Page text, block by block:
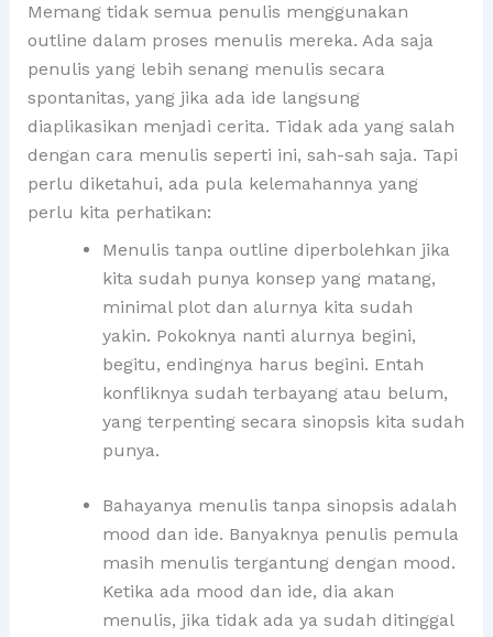
Memang tidak semua penulis menggunakan
outline dalam proses menulis mereka. Ada saja
penulis yang lebih senang menulis secara
spontanitas, yang jika ada ide langsung
diaplikasikan menjadi cerita. Tidak ada yang salah
dengan cara menulis seperti ini, sah-sah saja. Tapi
perlu diketahui, ada pula kelemahannya yang
perlu kita perhatikan:
Menulis tanpa outline diperbolehkan jika
kita sudah punya konsep yang matang,
minimal plot dan alurnya kita sudah
yakin. Pokoknya nanti alurnya begini,
begitu, endingnya harus begini. Entah
konfliknya sudah terbayang atau belum,
yang terpenting secara sinopsis kita sudah
punya.
Bahayanya menulis tanpa sinopsis adalah
mood dan ide. Banyaknya penulis pemula
masih menulis tergantung dengan mood.
Ketika ada mood dan ide, dia akan
menulis, jika tidak ada ya sudah ditinggal